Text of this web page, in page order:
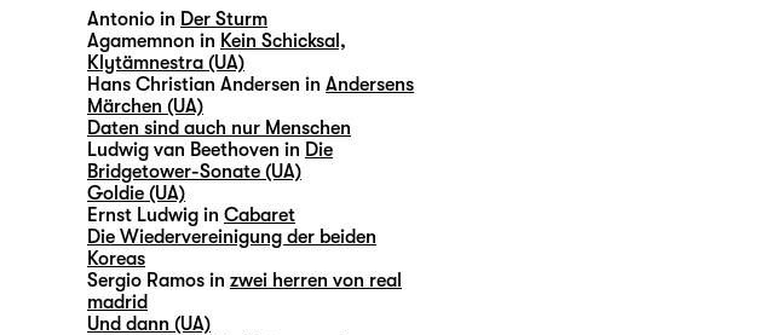
Antonio in Der Sturm
Agamemnon in Kein Schicksal,
Klytämnestra (UA)
Hans Christian Andersen in Andersens
Märchen (UA)
Daten sind auch nur Menschen
Ludwig van Beethoven in Die
Bridgetower-Sonate (UA)
Goldie (UA)
Ernst Ludwig in Cabaret
Die Wiedervereinigung der beiden
Koreas
Sergio Ramos in zwei herren von real
madrid
Und dann (UA)